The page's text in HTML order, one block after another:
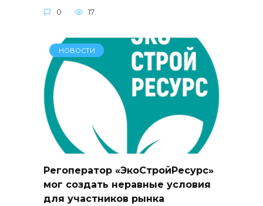
0 17
НОВОСТИ
Регоператор «ЭкоСтройРесурс»
мог создать неравные условия
для участников рынка